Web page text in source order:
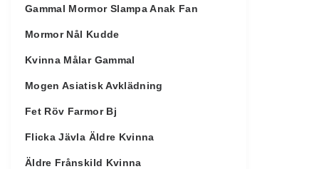
Gammal Mormor Slampa Anak Fan
Mormor Nål Kudde
Kvinna Målar Gammal
Mogen Asiatisk Avklädning
Fet Röv Farmor Bj
Flicka Jävla Äldre Kvinna
Äldre Frånskild Kvinna